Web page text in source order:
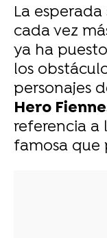
La
cada vez
ya ha
los
personajes
Hero
referencia a
famosa que